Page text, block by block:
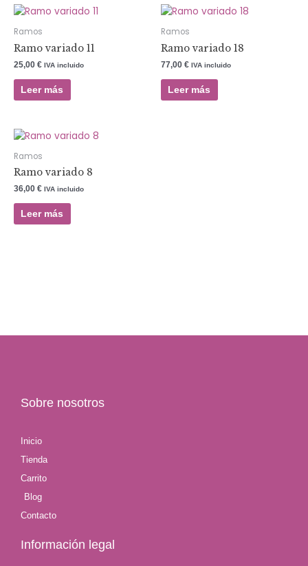
Ramos
Ramo variado 11
25,00 € IVA incluido
Leer más
Ramos
Ramo variado 18
77,00 € IVA incluido
Leer más
Ramos
Ramo variado 8
36,00 € IVA incluido
Leer más
Sobre nosotros
Inicio
Tienda
Carrito
Blog
Contacto
Información legal